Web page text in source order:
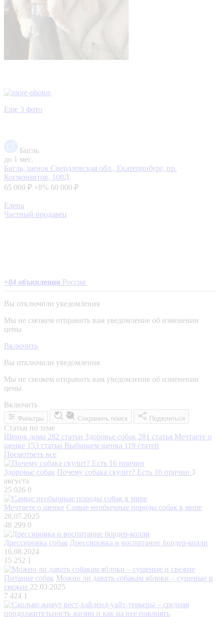
Еще 3 фото
Бигль
до 1 мес.
Бигль, щенок Свердловская обл., Екатеринбург, пр.
Космонавтов, 108Д
65 000 ₽ +8% 60 000 ₽
Елена
Частный продавец
+84 объявления Россия
Вы отключили уведомления
Мы не сможем отправить вам уведомление об изменении
цены
Включить
Вы отключили уведомления
Мы не сможем отправить вам уведомление об изменении
цены
Включить
Фильтры Сохранить поиск Поделиться
Статьи по теме
Щенок дома 282 статьи Здоровье собак 281 статья Мечтаете о
щенке 153 статьи Выбираем щенка 119 статей
Посмотреть все
Здоровье собак Почему собака скулит? Есть 16 причин 3
августа
25 026 0
Мечтаете о щенке Самые необычные породы собак в мире
28.07.2025
48 299 0
Дрессировка собак Дрессировка и воспитание бордер-колли
16.08.2024
15 252 1
Питание собак Можно ли давать собакам яблоки – сушеные и
свежие 22.03.2025
7 424 1